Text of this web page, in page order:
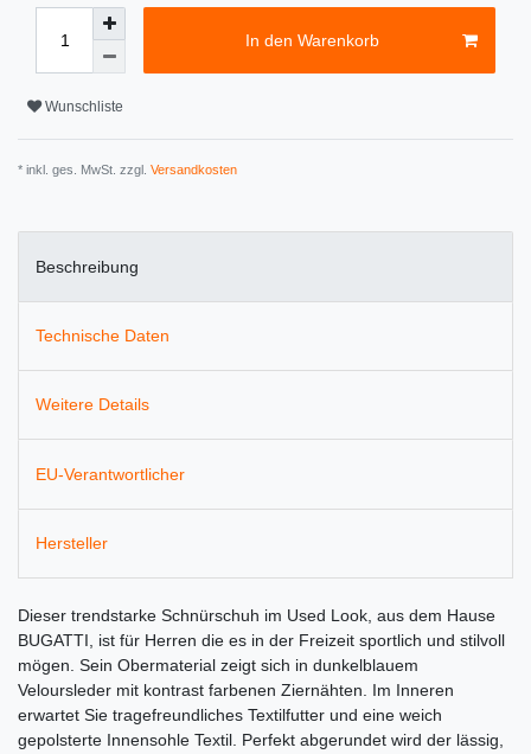
In den Warenkorb
Wunschliste
* inkl. ges. MwSt. zzgl. Versandkosten
Beschreibung
Technische Daten
Weitere Details
EU-Verantwortlicher
Hersteller
Dieser trendstarke Schnürschuh im Used Look, aus dem Hause
BUGATTI, ist für Herren die es in der Freizeit sportlich und stilvoll
mögen. Sein Obermaterial zeigt sich in dunkelblauem
Veloursleder mit kontrast farbenen Ziernähten. Im Inneren
erwartet Sie tragefreundliches Textilfutter und eine weich
gepolsterte Innensohle Textil. Perfekt abgerundet wird der lässig,